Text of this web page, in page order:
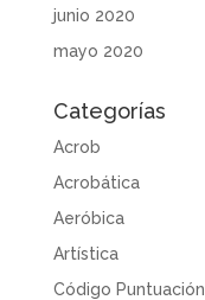
junio 2020
mayo 2020
Categorías
Acrob
Acrobática
Aeróbica
Artística
Código Puntuación